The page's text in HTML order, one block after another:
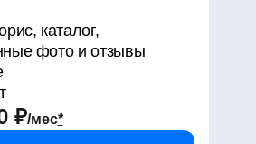
каталог,
фото и отзывы
₽/мес*